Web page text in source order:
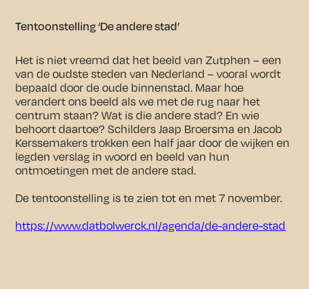
Tentoonstelling ‘De andere stad’
Het is niet vreemd dat het beeld van Zutphen – een
van de oudste steden van Nederland – vooral wordt
bepaald door de oude binnenstad. Maar hoe
verandert ons beeld als we met de rug naar het
centrum staan? Wat is die andere stad? En wie
behoort daartoe? Schilders Jaap Broersma en Jacob
Kerssemakers trokken een half jaar door de wijken en
legden verslag in woord en beeld van hun
ontmoetingen met de andere stad.
De tentoonstelling is te zien tot en met 7 november.
https://www.datbolwerck.nl/agenda/de-andere-stad